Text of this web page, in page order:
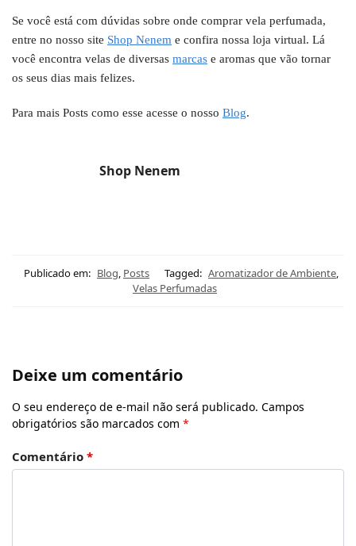
Se você está com dúvidas sobre onde comprar vela perfumada,
entre no nosso site Shop Nenem e confira nossa loja virtual. Lá
você encontra velas de diversas marcas e aromas que vão tornar
os seus dias mais felizes.
Para mais Posts como esse acesse o nosso Blog.
Shop Nenem
Publicado em: Blog, Posts Tagged: Aromatizador de Ambiente,
Velas Perfumadas
Deixe um comentário
O seu endereço de e-mail não será publicado. Campos
obrigatórios são marcados com *
Comentário *